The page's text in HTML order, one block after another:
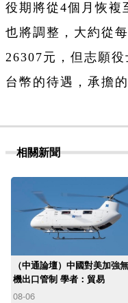
役期將從4個月恢複
也將調整，大約從
26307元，但志願
台幣的待遇，承擔
相關新聞
（中通論壇）中國對美加強
機出口管制 學者：貿易
08-06